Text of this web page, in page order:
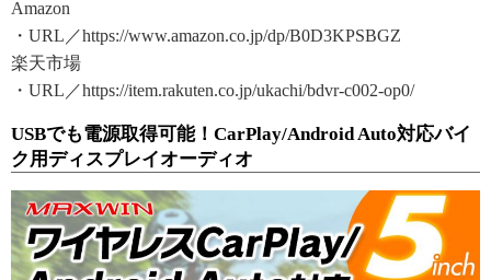
Amazon
・URL／https://www.amazon.co.jp/dp/B0D3KPSBGZ
楽天市場
・URL／https://item.rakuten.co.jp/ukachi/bdvr-c002-op0/
USBでも電源取得可能！CarPlay/Android Auto対応バイ
ク用ディスプレイオーディオ